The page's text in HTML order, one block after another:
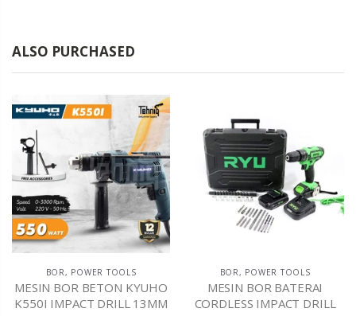
ALSO PURCHASED
BOR, POWER TOOLS
MESIN BOR BETON KYUHO
K550I IMPACT DRILL 13MM
BOR, POWER TOOLS
MESIN BOR BATERAI
CORDLESS IMPACT DRILL